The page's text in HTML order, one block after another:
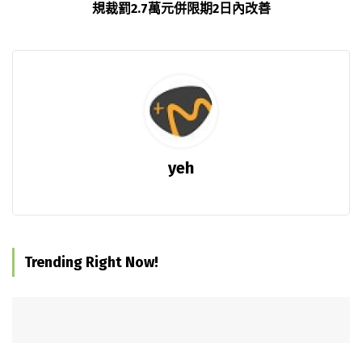
規裁罰2.7萬元併限期2日內改善
yeh
Trending Right Now!